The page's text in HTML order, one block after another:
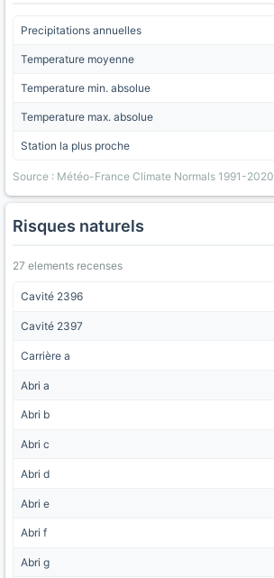
Precipitations annuelles
Temperature moyenne
Temperature min. absolue
Temperature max. absolue
Station la plus proche
Source : Météo-France Climate Normals 1991-2020
Risques naturels
27 elements recenses
Cavité 2396
Cavité 2397
Carrière a
Abri a
Abri b
Abri c
Abri d
Abri e
Abri f
Abri g